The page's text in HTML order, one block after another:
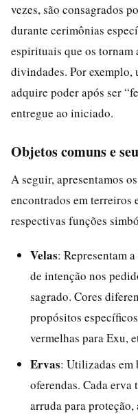
vezes, são consagrados
durante cerimônias
espirituais que os tornam
divindades. Por exemplo,
adquire poder após ser
entregue ao iniciado.
Objetos comuns e
A seguir, apresentamos
encontrados em terreiros
respectivas funções
Velas: Representam
de intenção nos
sagrado. Cores
propósitos
vermelhas para Exu,
Ervas: Utilizadas em
oferendas. Cada erva
arruda para